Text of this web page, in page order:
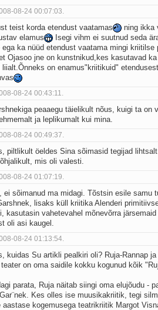
08-24 00:07:03.
teist korda etendust vaatamas
ning ikka
elamus
Isegi vihm ei suutnud seda
ega ka nüüd etendust vaatama mingi kriitilse
Ojasoo jne on kunstnikud,kes kasutavad
liialt.Õnneks on enamus"kriitikuid"
08-24 00:43:11.
peaaegu täielikult nõus, kuigi ta on
ja leplikumalt kui mina.
08-24 00:49:37.
piltlikult öeldes Sina sõimasid tegijad
mis oli valesti.
08-24 01:07:19.
ei sõimanud ma midagi. Tõstsin esile samu
lisaks küll kriitika Alenderi
kasutasin vahetevahel mõnevõrra
oli asi kaugel.
08-24 01:13:54.
kuidas Su artikli pealkiri oli? Ruja-Rannap
on oma saidile kokku kogunud kõik
parata, Ruja näitab siingi oma elujõudu -
Kes olles ise muusikakriitik, tegi
aastase kogemusega teatrikriitik Margot